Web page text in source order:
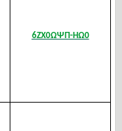
6ΖΧ0ΩΨΠ-ΗΩ0